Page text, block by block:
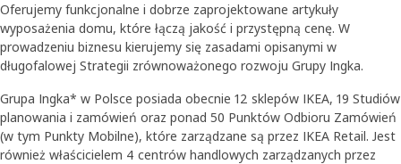
Oferujemy funkcjonalne i dobrze zaprojektowane artykuły
wyposażenia domu, które łączą jakość i przystępną cenę. W
prowadzeniu biznesu kierujemy się zasadami opisanymi w
długofalowej Strategii zrównoważonego rozwoju Grupy Ingka.
Grupa Ingka* w Polsce posiada obecnie 12 sklepów IKEA, 19 Studiów
planowania i zamówień oraz ponad 50 Punktów Odbioru Zamówień
(w tym Punkty Mobilne), które zarządzane są przez IKEA Retail. Jest
również właścicielem 4 centrów handlowych zarządzanych przez